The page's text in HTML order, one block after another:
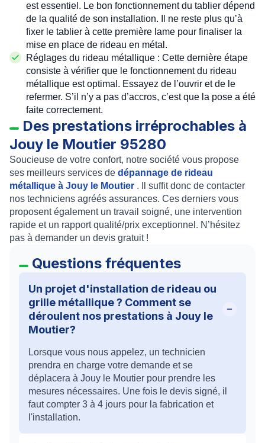
est essentiel. Le bon fonctionnement du tablier dépend
de la qualité de son installation. Il ne reste plus qu’à
fixer le tablier à cette première lame pour finaliser la
mise en place de rideau en métal.
Réglages du rideau métallique : Cette dernière étape
consiste à vérifier que le fonctionnement du rideau
métallique est optimal. Essayez de l’ouvrir et de le
refermer. S’il n’y a pas d’accros, c’est que la pose a été
faite correctement.
Des prestations irréprochables à
Jouy le Moutier 95280
Soucieuse de votre confort, notre société vous propose
ses meilleurs services de dépannage de rideau
métallique à Jouy le Moutier . Il suffit donc de contacter
nos techniciens agréés assurances. Ces derniers vous
proposent également un travail soigné, une intervention
rapide et un rapport qualité/prix exceptionnel. N’hésitez
pas à demander un devis gratuit!
Questions fréquentes
Un projet d'installation de rideau ou
grille métallique ? Comment se
déroulent nos prestations à Jouy le
Moutier?
Lorsque vous nous appelez, un technicien
prendra en charge votre demande et se
déplacera à Jouy le Moutier pour prendre les
mesures nécessaires. Une fois le devis signé, il
faut compter 3 à 4 jours pour la fabrication et
l'installation.